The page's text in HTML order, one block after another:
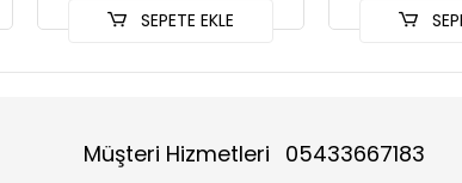
SEPETE EKLE
Müşteri Hizmetleri 05433667183